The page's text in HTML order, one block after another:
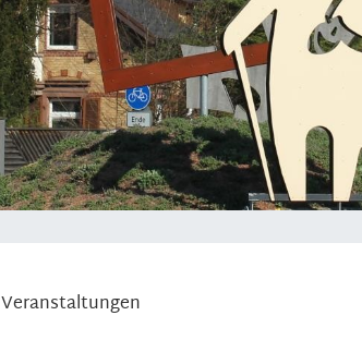
Veranstaltungen